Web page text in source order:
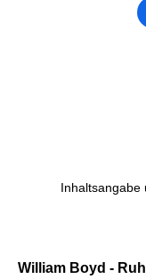
Inhaltsangabe
William Boyd -